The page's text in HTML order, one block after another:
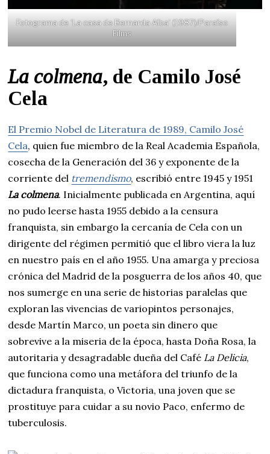
Fotograma de ‘La casa de Bernarda Alba’ (1987)/Paraíso
Films
La colmena, de Camilo José
Cela
El Premio Nobel de Literatura de 1989, Camilo José
Cela, quien fue miembro de la Real Academia Española,
cosecha de la Generación del 36 y exponente de la
corriente del tremendismo, escribió entre 1945 y 1951
La colmena. Inicialmente publicada en Argentina, aquí
no pudo leerse hasta 1955 debido a la censura
franquista, sin embargo la cercanía de Cela con un
dirigente del régimen permitió que el libro viera la luz
en nuestro país en el año 1955. Una amarga y preciosa
crónica del Madrid de la posguerra de los años 40, que
nos sumerge en una serie de historias paralelas que
exploran las vivencias de variopintos personajes,
desde Martín Marco, un poeta sin dinero que
sobrevive a la miseria de la época, hasta Doña Rosa, la
autoritaria y desagradable dueña del Café La Delicia,
que funciona como una metáfora del triunfo de la
dictadura franquista, o Victoria, una joven que se
prostituye para cuidar a su novio Paco, enfermo de
tuberculosis.